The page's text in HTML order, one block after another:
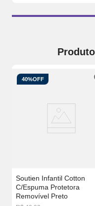
40%OFF
Soutien Infantil Cotton
C/Espuma Protetora
Removível Preto